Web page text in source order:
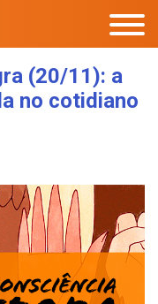
(20/11): a
no cotidiano